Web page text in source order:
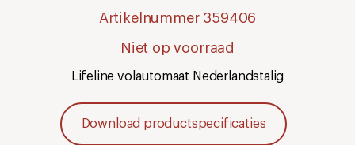
Artikelnummer 359406
Niet op voorraad
Lifeline volautomaat Nederlandstalig
Download productspecificaties